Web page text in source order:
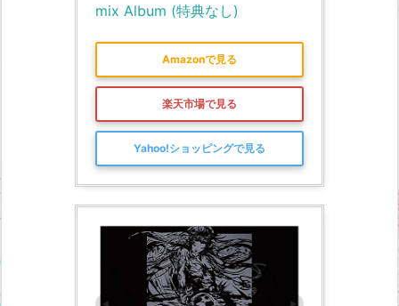
mix Album (特典なし)
Amazonで見る
楽天市場で見る
Yahoo!ショッピングで見る